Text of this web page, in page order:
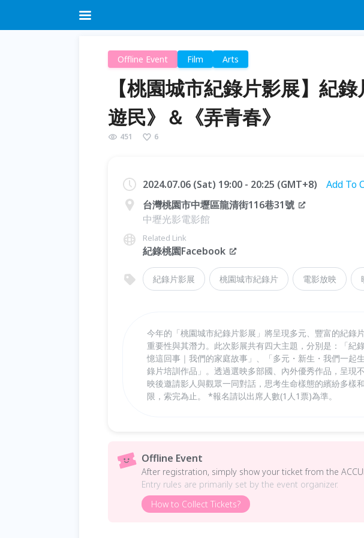
Offline Event Film Arts
【桃園城市紀錄片影展】紀
遊民》＆《弄青春》
451 6
2024.07.06 (Sat) 19:00 - 20:25 (GMT+8)
Add To
台灣桃園市中壢區龍清街116巷31號
中壢光影電影館
Related Link
紀錄桃園Facebook
紀錄片影展 桃園城市紀錄片 電影放映
今年的「桃園城市紀錄片影展」將呈現多元、豐富的紀錄
重要性與其潛力。此次影展共有四大主題，分別是：「紀
憶這回事｜我們的家庭故事」、「多元・新生・我們一起
錄片培訓作品」。透過選映多部國、內外優秀作品，呈現
映後邀請影人與觀眾一同對話，思考生命樣態的繽紛多樣
限，索完為止。 *報名請以出席人數(1人1票)為準。
Offline Event
After registration, simply show your ticket from the
Entry rules are primarily set by the event organizer.
How to Collect Tickets?